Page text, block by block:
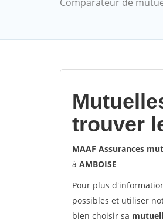
trouver
MAAF Assurances
à AMBOISE
Pour plus
possibles et utiliser
bien choisir sa